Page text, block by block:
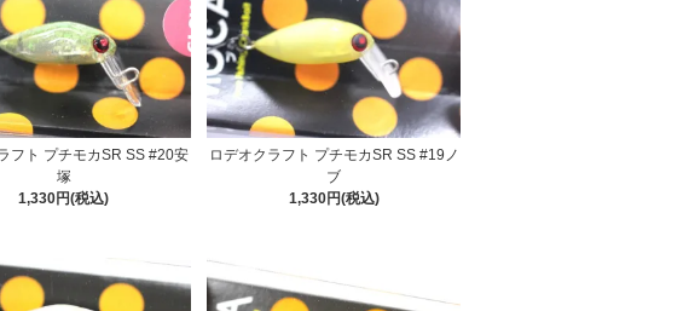
フト プチモカSR SS #20安
塚
1,330円(税込)
ロデオクラフト プチモカSR SS #19ノ
ブ
1,330円(税込)